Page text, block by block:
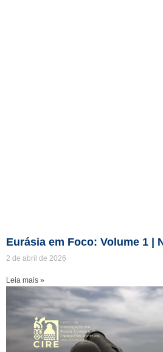
Eurásia em Foco: Volume 1 |
2 de abril de 2026
Leia mais »